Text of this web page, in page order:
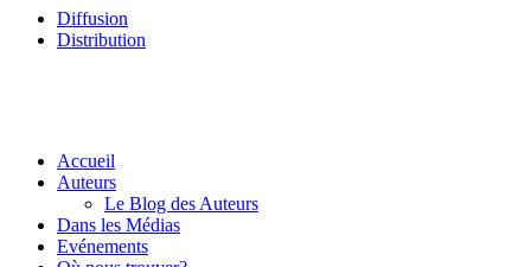
Diffusion
Distribution
Accueil
Auteurs
Le Blog des Auteurs
Dans les Médias
Evénements